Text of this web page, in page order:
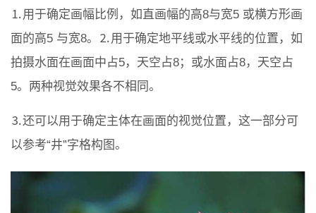
⒈用于确定画幅比例，如直画幅的高8与宽5 或横方形画
面的高5 与宽8。⒉用于确定地平线或水平线的位置，如
拍摄水面在画面中占5，天空占8；或水面占8，天空占
5。两种视觉效果各不相同。
⒊还可以用于确定主体在画面的视觉位置，这一部分可
以参考“井”字格构图。